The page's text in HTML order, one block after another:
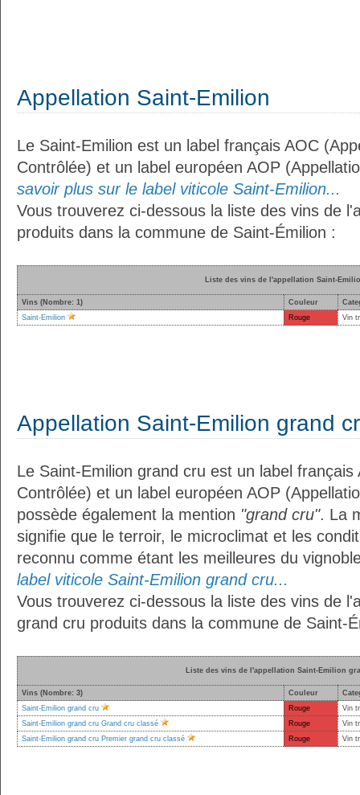
Appellation Saint-Emilion
Le Saint-Emilion est un label français AOC
Contrôlée) et un label européen AOP
savoir plus sur le label viticole Saint-Emilion...
Vous trouverez ci-dessous la liste des vins de
produits dans la commune de Saint-Émilion :
Liste des vins de l'appellation Saint-
Vins (Nombre: 1) Couleur
Saint-Emilion
Rouge Vin
Appellation Saint-Emilion grand
Le Saint-Emilion grand cru est un label
Contrôlée) et un label européen AOP
possède également la mention "grand cru". La
signifie que le terroir, le microclimat et les
reconnu comme étant les meilleures du
label viticole Saint-Emilion grand cru...
Vous trouverez ci-dessous la liste des vins de
grand cru produits dans la commune de Saint-
Liste des vins de l'appellation Saint-Emilion
Vins (Nombre: 3) Couleur
Saint-Emilion grand cru
Rouge
Vin
Saint-Emilion grand cru Grand cru classé
Rouge
Vin
Saint-Emilion grand cru Premier grand cru classé
Rouge Vin